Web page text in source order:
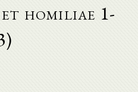
homiliae 1-